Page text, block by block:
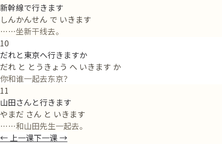
新幹線で行きます
しんかんせん で いきます
……坐新干线去。
10
だれと東京へ行きますか
だれ と とうきょう へ いきます か
你和谁一起去东京？
11
山田さんと行きます
やまだ さん と いきます
……和山田先生一起去。
←上一课下一课→